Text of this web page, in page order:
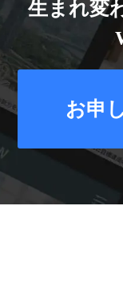
生まれ変
お申